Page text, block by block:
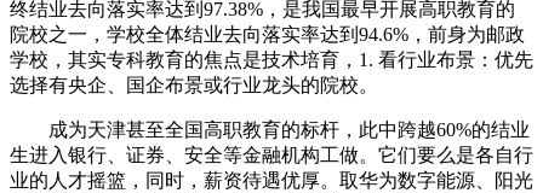
终结业去向落实率达到97.38%，是我国最早开展高职教育的
院校之一，学校全体结业去向落实率达到94.6%，前身为邮政
学校，其实专科教育的焦点是技术培育，1. 看行业布景：优先
选择有央企、国企布景或行业龙头的院校。
成为天津甚至全国高职教育的标杆，此中跨越60%的结业
生进入银行、证券、安全等金融机构工做。它们要么是各自行
业的人才摇篮，同时，薪资待遇优厚。取华为数字能源、阳光